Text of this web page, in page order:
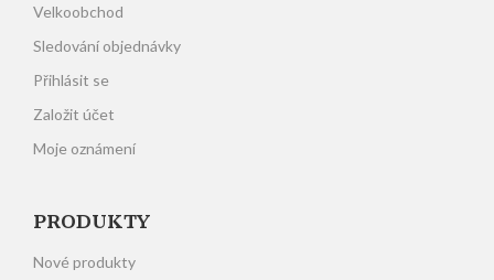
Velkoobchod
Sledování objednávky
Přihlásit se
Založit účet
Moje oznámení
PRODUKTY
Nové produkty